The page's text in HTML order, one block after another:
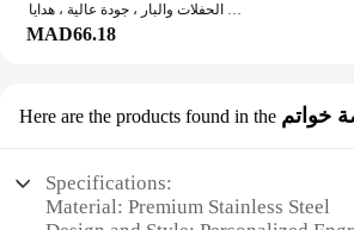
أعلام ديكور العروش الداخلية ، مجموعات ديكور المنزل ، ألعاب الحفلات والبار ، جودة عالية ، هدايا
MAD66.18
Here are the products found in the خواتم
Specifications:
Material: Premium Stainless Steel